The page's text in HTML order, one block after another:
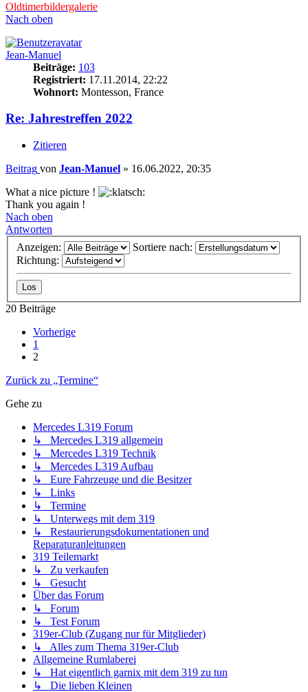
Oldtimerbildergalerie
Nach oben
Jean-Manuel
Beiträge: 103
Registriert: 17.11.2014, 22:22
Wohnort: Montesson, France
Re: Jahrestreffen 2022
Zitieren
Beitrag von Jean-Manuel » 16.06.2022, 20:35
What a nice picture !
Thank you again !
Nach oben
Antworten
Anzeigen:
Sortiere nach:
Richtung:
20 Beiträge
Vorherige
1
2
Zurück zu „Termine“
Gehe zu
Mercedes L319 Forum
↳ Mercedes L319 allgemein
↳ Mercedes L319 Technik
↳ Mercedes L319 Aufbau
↳ Eure Fahrzeuge und die Besitzer
↳ Links
↳ Termine
↳ Unterwegs mit dem 319
↳ Restaurierungsdokumentationen und
Reparaturanleitungen
319 Teilemarkt
↳ Zu verkaufen
↳ Gesucht
Über das Forum
↳ Forum
↳ Test Forum
319er-Club (Zugang nur für Mitglieder)
↳ Alles zum Thema 319er-Club
Allgemeine Rumlaberei
↳ Hat eigentlich garnix mit dem 319 zu tun
↳ Die lieben Kleinen